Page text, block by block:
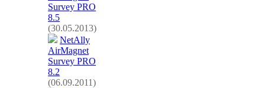
Survey PRO
8.5
(30.05.2013)
NetAlly
AirMagnet
Survey PRO
8.2
(06.09.2011)